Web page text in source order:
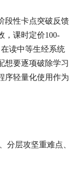
段性卡点突破反馈
，课时定价100-
读中等生经系统
想要逐项破除学习
序轻量化使用作为
分层攻坚重难点、